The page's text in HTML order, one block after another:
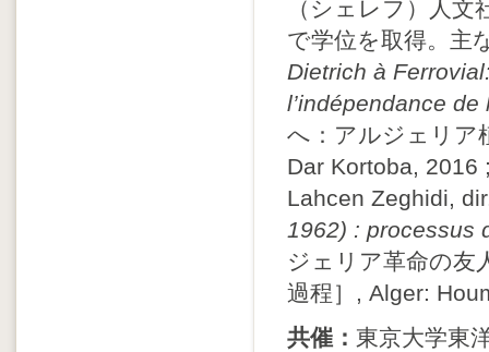
（シェレフ）人
で学位を取得。主
Dietrich à
l’indépendance de
へ：アルジェリア
Dar Kortoba, 2016
Lahcen Zeghidi,
1962) : processus
ジェリア革命の友
過程］, Alger:
共催： 東京大学東